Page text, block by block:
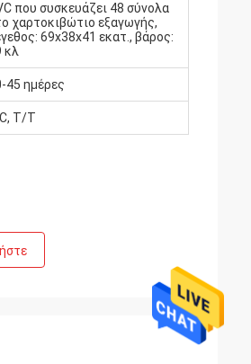
που συσκευάζει 48 σύνολα
χαρτοκιβώτιο εξαγωγής,
69x38x41 εκατ., βάρος:
κλ
45 ημέρες
T/T